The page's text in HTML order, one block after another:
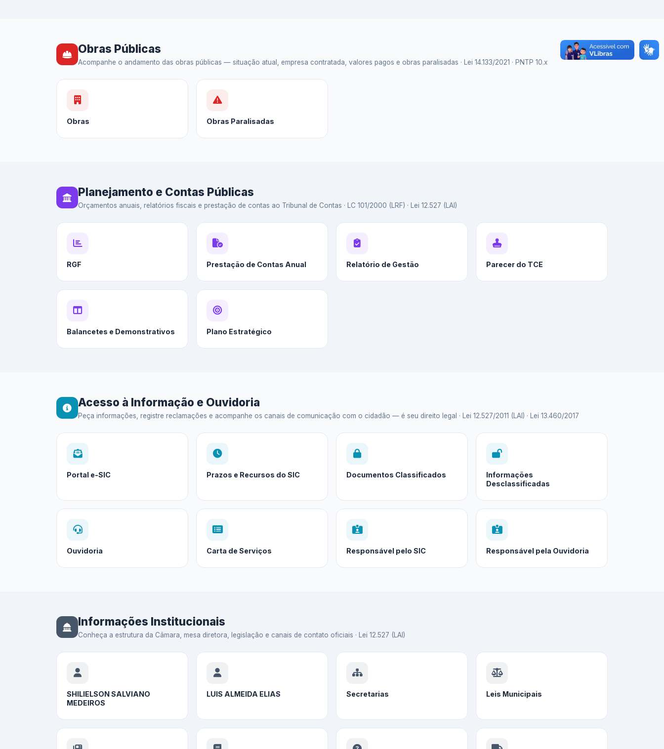
Obras Públicas
Acompanhe o andamento das obras públicas — situação atual, empresa contratada, valores pagos e obras paralisadas · Lei 14.133/2021 · PNTP 10.x
Obras Obras Paralisadas
Planejamento e Contas Públicas
Orçamentos anuais, relatórios fiscais e prestação de contas ao Tribunal de Contas · LC 101/2000 (LRF) · Lei 12.527 (LAI)
RGF Prestação de Contas Anual Relatório de Gestão Parecer do TCE
Balancetes e Demonstrativos Plano Estratégico
Acesso à Informação e Ouvidoria
Peça informações, registre reclamações e acompanhe os canais de comunicação com o cidadão — é seu direito legal · Lei 12.527/2011 (LAI) · Lei 13.460/2017
Portal e-SIC Prazos e Recursos do SIC Documentos Classificados
Informações
Desclassificadas
Ouvidoria Carta de Serviços Responsável pelo SIC Responsável pela Ouvidoria
Informações Institucionais
Conheça a estrutura da Câmara, mesa diretora, legislação e canais de contato oficiais · Lei 12.527 (LAI)
SHILIELSON SALVIANO
MEDEIROS
LUIS ALMEIDA ELIAS Secretarias Leis Municipais